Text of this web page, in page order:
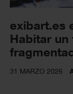
exibart.es
Habitar
31 MARZO 2026